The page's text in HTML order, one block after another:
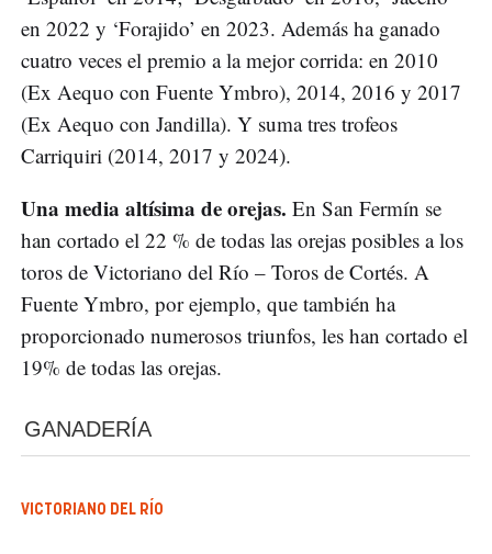
en 2022 y ‘Forajido’ en 2023. Además ha ganado
cuatro veces el premio a la mejor corrida: en 2010
(Ex Aequo con Fuente Ymbro), 2014, 2016 y 2017
(Ex Aequo con Jandilla). Y suma tres trofeos
Carriquiri (2014, 2017 y 2024).
Una media altísima de orejas. En San Fermín se
han cortado el 22 % de todas las orejas posibles a los
toros de Victoriano del Río – Toros de Cortés. A
Fuente Ymbro, por ejemplo, que también ha
proporcionado numerosos triunfos, les han cortado el
19% de todas las orejas.
GANADERÍA
VICTORIANO DEL RÍO